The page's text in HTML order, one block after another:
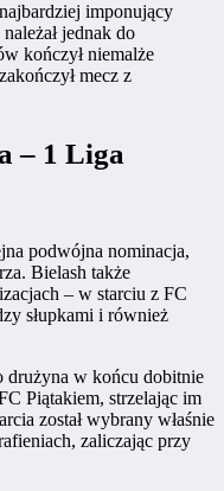
imponujący
jednak do
kończył niemalże
mecz z
– 1 Liga
podwójna nominacja,
Bielash także
– w starciu z FC
słupkami i również
drużyna w końcu dobitnie
Piątakiem, strzelając im
został wybrany właśnie
zaliczając przy